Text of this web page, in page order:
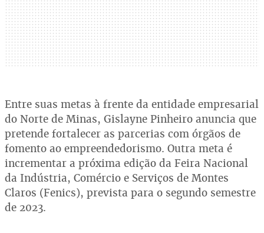
Entre suas metas à frente da entidade empresarial
do Norte de Minas, Gislayne Pinheiro anuncia que
pretende fortalecer as parcerias com órgãos de
fomento ao empreendedorismo. Outra meta é
incrementar a próxima edição da Feira Nacional
da Indústria, Comércio e Serviços de Montes
Claros (Fenics), prevista para o segundo semestre
de 2023.